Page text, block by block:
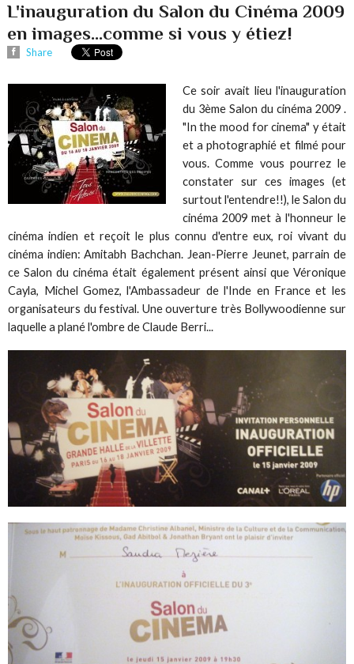
L'inauguration du Salon du Cinéma 2009
en images...comme si vous y étiez!
Share
Ce soir avait lieu l'inauguration
du 3ème Salon du cinéma 2009 .
"In the mood for cinema" y était
et a photographié et filmé pour
vous. Comme vous pourrez le
constater sur ces images (et
surtout l'entendre!!), le Salon du
cinéma 2009 met à l'honneur le
cinéma indien et reçoit le plus connu d'entre eux, roi vivant du
cinéma indien: Amitabh Bachchan. Jean-Pierre Jeunet, parrain de
ce Salon du cinéma était également présent ainsi que Véronique
Cayla, Michel Gomez, l'Ambassadeur de l'Inde en France et les
organisateurs du festival. Une ouverture très Bollywoodienne sur
laquelle a plané l'ombre de Claude Berri...